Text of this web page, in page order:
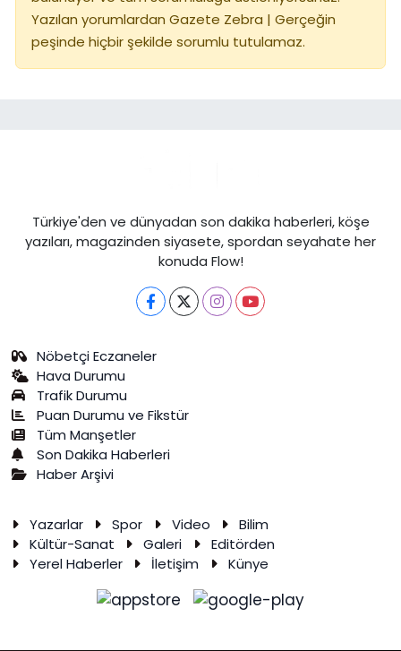
Yazılan yorumlardan Gazete Zebra | Gerçeğin
peşinde hiçbir şekilde sorumlu tutulamaz.
Türkiye'den ve dünyadan son dakika haberleri, köşe
yazıları, magazinden siyasete, spordan seyahate her
konuda Flow!
Nöbetçi Eczaneler
Hava Durumu
Trafik Durumu
Puan Durumu ve Fikstür
Tüm Manşetler
Son Dakika Haberleri
Haber Arşivi
Yazarlar Spor Video
Bilim
Kültür-Sanat
Galeri
Editörden
Yerel Haberler
İletişim Künye